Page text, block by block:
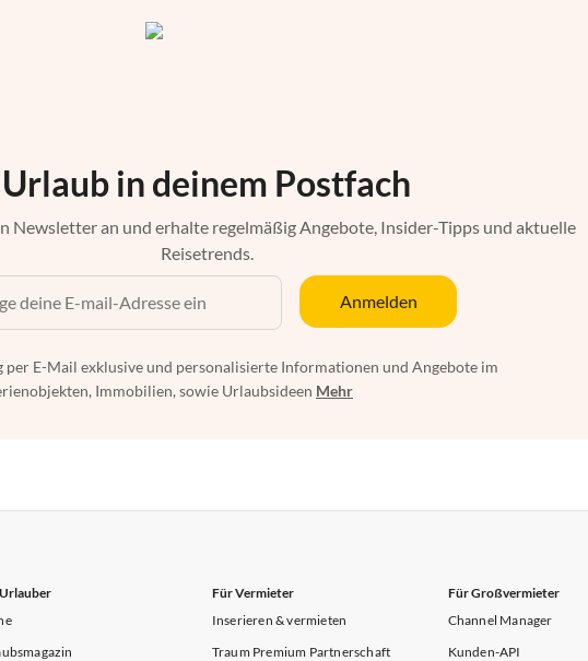
Urlaub in deinem Postfach
Newsletter an und erhalte regelmäßig Angebote, Insider-Tipps und aktuelle
Reisetrends.
Anmelden
per E-Mail exklusive und personalisierte Informationen und Angebote im
Immobilien, sowie Urlaubsideen Mehr
Für Vermieter
Inserieren & vermieten
Traum Premium Partnerschaft
Für Großvermieter
Channel Manager
Kunden-API